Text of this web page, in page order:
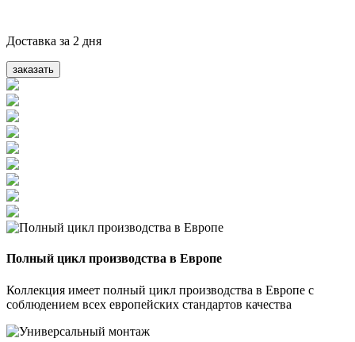
Доставка за 2 дня
заказать
Полный цикл производства в Европе
Коллекция имеет полный цикл производства в Европе с
соблюдением всех европейских стандартов качества